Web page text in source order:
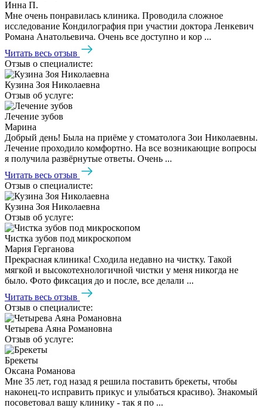
Инна П.
Мне очень понравилась клиника. Проводила сложное
исследование Кондилография при участии доктора Ленкевич
Романа Анатольевича. Очень все доступно и кор ...
Читать весь отзыв
Отзыв о специалисте:
Кузина Зоя Николаевна
Отзыв об услуге:
Лечение зубов
Марина
Добрый день! Была на приёме у стоматолога Зои Николаевны.
Лечение проходило комфортно. На все возникающие вопросы
я получила развёрнутые ответы. Очень ...
Читать весь отзыв
Отзыв о специалисте:
Кузина Зоя Николаевна
Отзыв об услуге:
Чистка зубов под микроскопом
Мария Герганова
Прекрасная клиника! Сходила недавно на чистку. Такой
мягкой и высокотехнологичной чистки у меня никогда не
было. Фото фиксация до и после, все делали ...
Читать весь отзыв
Отзыв о специалисте:
Четырева Аяна Романовна
Отзыв об услуге:
Брекеты
Оксана Романова
Мне 35 лет, год назад я решила поставить брекеты, чтобы
наконец-то исправить прикус и улыбаться красиво). Знакомый
посоветовал вашу клинику - так я по ...